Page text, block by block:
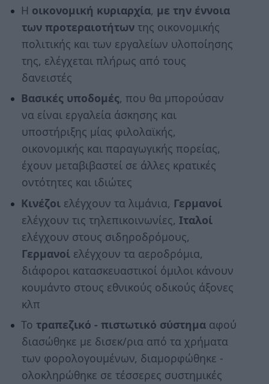
Η οικονομική κυριαρχία, με την έννοια
των προτεραιοτήτωντης οικονομικής
πολιτικής και των εργαλείων υλοποίησης
της, ελέγχεται πλήρως από τους
δανειστές
Βασικές υποδομές, που θα μπορούσαν
να είναι εργαλεία άσκησης και
υποστήριξης μίας φιλολαϊκής,
οικονομικής και παραγωγικής πορείας,
έχουν μεταβιβαστεί σε άλλες κρατικές
οντότητες και ιδιώτες
Κινέζοιελέγχουν τα λιμάνια, Γερμανοί
ελέγχουν τις τηλεπικοινωνίες, Ιταλοί
ελέγχουν στους σιδηροδρόμους,
Γερμανοίελέγχουν τα αεροδρόμια,
διάφοροι κατασκευαστικοί όμιλοι κάνουν
κουμάντο στους εθνικούς οδικούς άξονες
κλπ
Το τραπεζικό - πιστωτικό σύστημααφού
διασώθηκε με δισεκ/ρια από τα χρήματα
των φορολογουμένων, διαμορφώθηκε -
ολοκληρώθηκε σε τέσσερες συστημικές